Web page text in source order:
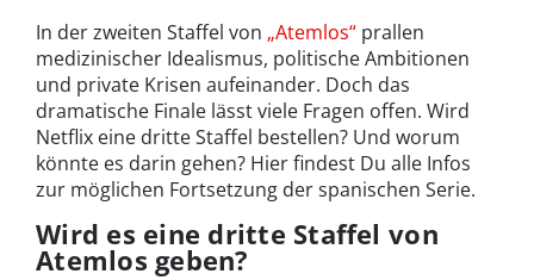
In der zweiten Staffel von „Atemlos“ prallen
medizinischer Idealismus, politische Ambitionen
und private Krisen aufeinander. Doch das
dramatische Finale lässt viele Fragen offen. Wird
Netflix eine dritte Staffel bestellen? Und worum
könnte es darin gehen? Hier findest Du alle Infos
zur möglichen Fortsetzung der spanischen Serie.
Wird es eine dritte Staffel von
Atemlos geben?